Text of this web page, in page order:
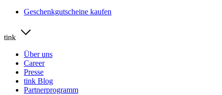
Geschenkgutscheine kaufen
tink
Über uns
Career
Presse
tink Blog
Partnerprogramm